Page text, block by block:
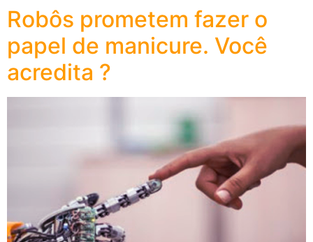
Robôs prometem fazer o
papel de manicure. Você
acredita ?